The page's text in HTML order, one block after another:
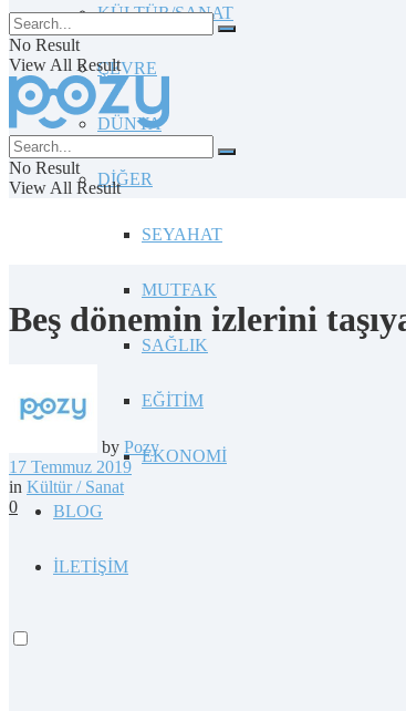
KÜLTÜR/SANAT
ÇEVRE
DÜNYA
DİĞER
SEYAHAT
MUTFAK
SAĞLIK
EĞİTİM
EKONOMİ
BLOG
İLETİŞİM
No Result
View All Result
No Result
View All Result
Beş dönemin izlerini
by Pozy
17 Temmuz 2019
in Kültür / Sanat
0